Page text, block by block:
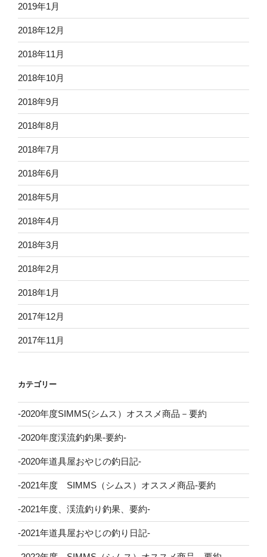
2019年1月
2018年12月
2018年11月
2018年10月
2018年9月
2018年8月
2018年7月
2018年6月
2018年5月
2018年4月
2018年3月
2018年2月
2018年1月
2017年12月
2017年11月
カテゴリー
-2020年度SIMMS(シムス）オススメ商品－要約
-2020年度渓流釣釣果-要約-
-2020年道具屋おやじの釣日記-
-2021年度 SIMMS（シムス）オススメ商品-要約
-2021年度、渓流釣り釣果、要約-
-2021年道具屋おやじの釣り日記-